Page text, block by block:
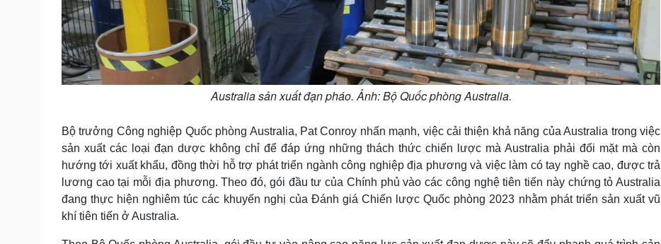
Australia sản xuất đạn pháo. Ảnh: Bộ Quốc phòng Australia.
Bộ trưởng Công nghiệp Quốc phòng Australia, Pat Conroy nhấn mạnh, việc cải thiện khả năng của Australia trong việc
sản xuất các loại đạn dược không chỉ để đáp ứng những thách thức chiến lược mà Australia phải đối mặt mà còn
hướng tới xuất khẩu, đồng thời hỗ trợ phát triển ngành công nghiệp địa phương và việc làm có tay nghề cao, được trả
lương cao tại mỗi địa phương. Theo đó, gói đầu tư của Chính phủ vào các công nghệ tiên tiến này chứng tỏ Australia
đang thực hiện nghiêm túc các khuyến nghị của Đánh giá Chiến lược Quốc phòng 2023 nhằm phát triển sản xuất vũ
khí tiên tiến ở Australia.